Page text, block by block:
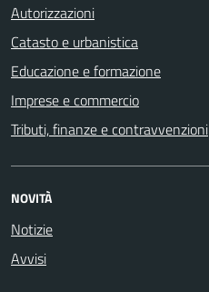
Autorizzazioni
Catasto e urbanistica
Educazione e formazione
Imprese e commercio
Tributi, finanze e contravvenzioni
NOVITÀ
Notizie
Avvisi